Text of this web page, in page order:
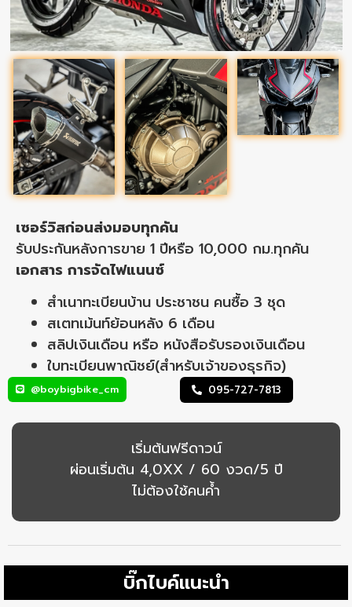
เซอร์วิสก่อนส่งมอบทุกคัน
รับประกันหลังการขาย 1 ปีหรือ 10,000 กม.ทุกคัน
เอกสาร การจัดไฟแนนซ์
สำเนาทะเบียนบ้าน ประชาชน คนซื้อ 3 ชุด
สเตทเม้นท์ย้อนหลัง 6 เดือน
สลิปเงินเดือน หรือ หนังสือรับรองเงินเดือน
ใบทะเบียนพาณิชย์(สำหรับเจ้าของธุรกิจ)
@boybigbike_cm 095-727-7813
เริ่มต้นฟรีดาวน์
ผ่อนเริ่มต้น 4,0XX / 60 งวด/5 ปี
ไม่ต้องใช้คนค้ำ
บิ๊กไบค์แนะนำ